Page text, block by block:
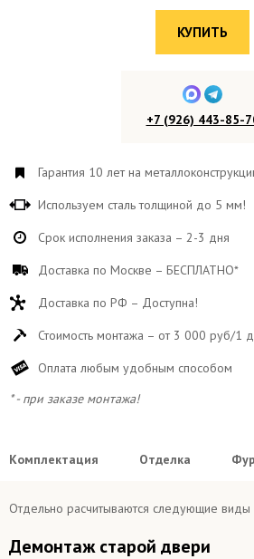
КУПИТЬ
+7 (926) 443-85-
Гарантия 10 лет на
Используем сталь толщиной до 5 мм!
Срок исполнения заказа – 2-3 дня
Доставка по Москве – БЕСПЛАТНО*
Доставка по РФ – Доступна!
Стоимость монтажа – от 3 000 руб/1
Оплата любым удобным способом
* - при заказе монтажа!
Комплектация Отделка
Отдельно расчитываются следующие виды
Демонтаж старой двери